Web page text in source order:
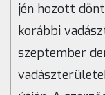
jén hozott
korábbi
szeptember